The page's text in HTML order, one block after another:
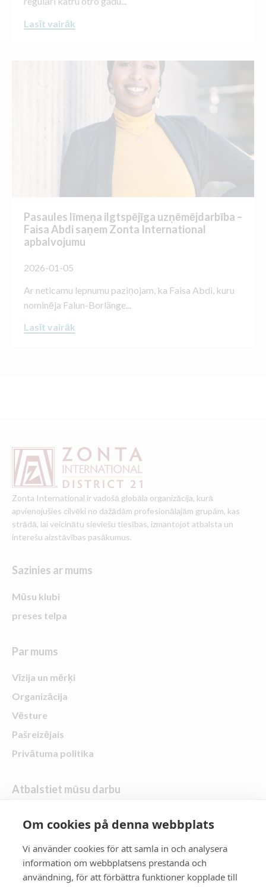
Lasīt vairāk
Pasaules līmeņa ilgtspējīga uzņēmējdarbība –
Faisa Abdi saņem Zonta International
apbalvojumu
2026-01-05
Ar neticamu lepnumu paziņojam, ka Faisa Abdi, kuru
nominēja Falun-Borlänge...
Lasīt vairāk
Zonta International ir vadošā globāla organizācija, kurā
apvienojušies cilvēki no dažādām profesionālajām grupām, kas
strādā, lai veicinātu sieviešu tiesības, izmantojot atbalsta un
interešu aizstāvības pasākumus.
Sazinies ar mums
Mūsu klubi
preses telpa
Par mums
Vīzija un mērķi
Organizācija
Vēsture
Pašreizējais
Privātuma politika
Atbalstiet mūsu darbu
Uzdāvini dāvanu
Seko mums
Om cookies på denna webbplats
Vi använder cookies för att samla in och analysera
information om webbplatsens prestanda och
användning, för att förbättra funktioner kopplade till